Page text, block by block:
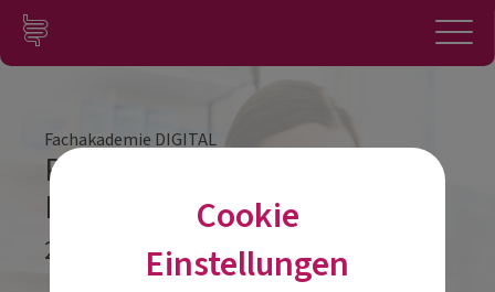
Zum Inhalt springen
Konto
Fachakademie DIGITAL
REFRESHER Spezialmodul
Fallbeispiele DIGITAL
20.05.2025
Cookie
Einstellungen